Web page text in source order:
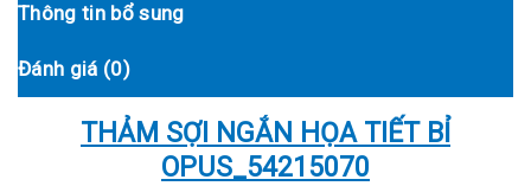
Thông tin bổ sung
Đánh giá (0)
THẢM SỢI NGẮN HỌA TIẾT BỈ
OPUS_54215070